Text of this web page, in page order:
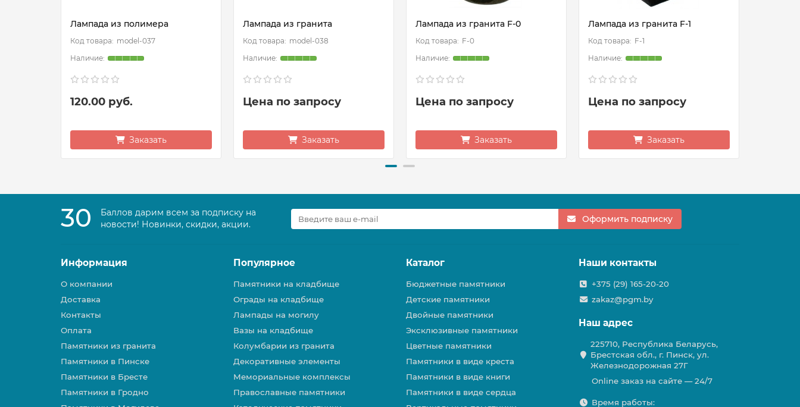
Лампада из полимера
model-037
120.00 руб.
Заказать
Лампада из гранита
model-038
Цена по запросу
Заказать
Лампада из гранита F-0
F-0
Цена по запросу
Заказать
Лампада из гранита F-1
F-1
Цена по запросу
Заказать
30
Баллов дарим всем за подписку на
новости! Новинки, скидки, акции.
Оформить подписку
Информация
О компании
Доставка
Контакты
Оплата
Памятники из гранита
Памятники в Пинске
Памятники в Бресте
Памятники в Гродно
Популярное
Памятники на кладбище
Ограды на кладбище
Лампады на могилу
Вазы на кладбище
Колумбарии из гранита
Декоративные элементы
Мемориальные комплексы
Православные памятники
Каталог
Бюджетные памятники
Детские памятники
Двойные памятники
Эксклюзивные памятники
Цветные памятники
Памятники в виде креста
Памятники в виде книги
Памятники в виде сердца
Наши контакты
+375 (29) 165-20-20
zakaz@pgm.by
Наш адрес
225710, Республика Беларусь,
Брестская обл., г. Пинск, ул.
Железнодорожная 27Г
Online заказ на сайте — 24/7
Время работы: